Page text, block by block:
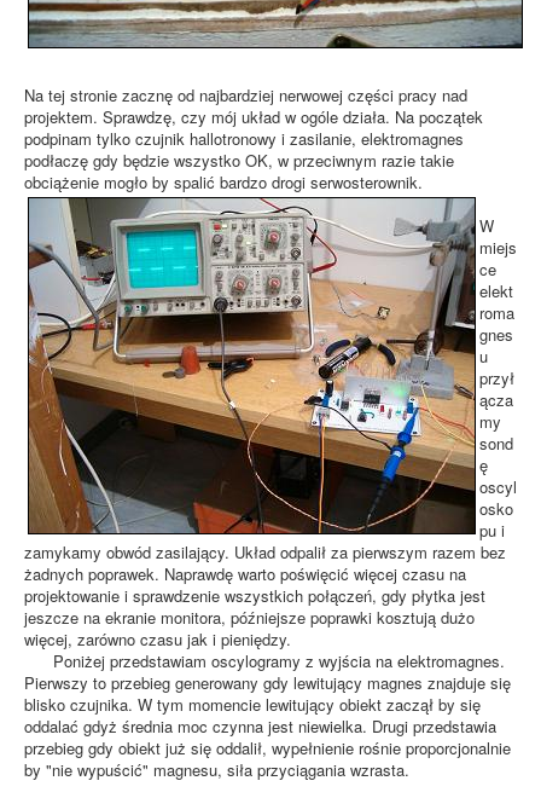
Na tej stronie zacznę od najbardziej nerwowej części pracy nad
projektem. Sprawdzę, czy mój układ w ogóle działa. Na początek
podpinam tylko czujnik hallotronowy i zasilanie, elektromagnes
podłaczę gdy będzie wszystko OK, w przeciwnym razie takie
obciążenie mogło by spalić bardzo drogi serwosterownik.
W
miejs
ce
elekt
roma
gnes
u
przył
ącza
my
sond
ę
oscyl
osko
pu i
zamykamy obwód zasilający. Układ odpalił za pierwszym razem bez
żadnych poprawek. Naprawdę warto poświęcić więcej czasu na
projektowanie i sprawdzenie wszystkich połączeń, gdy płytka jest
jeszcze na ekranie monitora, późniejsze poprawki kosztują dużo
więcej, zarówno czasu jak i pieniędzy.
Poniżej przedstawiam oscylogramy z wyjścia na elektromagnes.
Pierwszy to przebieg generowany gdy lewitujący magnes znajduje się
blisko czujnika. W tym momencie lewitujący obiekt zaczął by się
oddalać gdyż średnia moc czynna jest niewielka. Drugi przedstawia
przebieg gdy obiekt już się oddalił, wypełnienie rośnie proporcjonalnie
by "nie wypuścić" magnesu, siła przyciągania wzrasta.